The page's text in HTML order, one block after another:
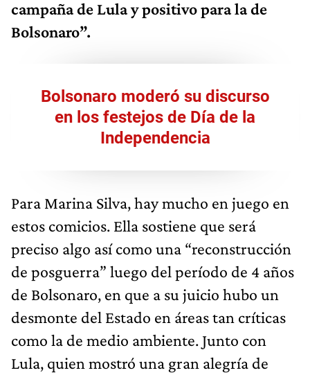
campaña de Lula y positivo para la de
Bolsonaro”.
Bolsonaro moderó su discurso
en los festejos de Día de la
Independencia
Para Marina Silva, hay mucho en juego en
estos comicios. Ella sostiene que será
preciso algo así como una “reconstrucción
de posguerra” luego del período de 4 años
de Bolsonaro, en que a su juicio hubo un
desmonte del Estado en áreas tan críticas
como la de medio ambiente. Junto con
Lula, quien mostró una gran alegría de